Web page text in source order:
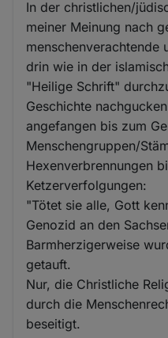
In der christlichen/
meiner Meinung nach
menschenverachtende
drin wie in der
"Heilige Schrift"
Geschichte
angefangen bis zum
Menschengruppen/
Hexenverbrennungen
Ketzerverfolgungen:
"Tötet sie alle, Gott
Genozid an den
Barmherzigerweise
getauft.
Nur, die Christliche
durch die
beseitigt.